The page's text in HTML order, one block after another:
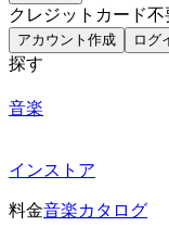
クレジットカード不
アカウント作成 ログ
探す
音楽
インストア
料金音楽カタログ